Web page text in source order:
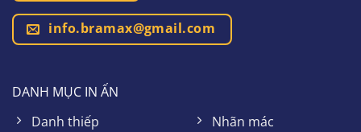
info.bramax@gmail.com
DANH MỤC IN ẤN
Danh thiếp
Nhãn mác